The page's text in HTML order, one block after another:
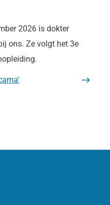
2026 is dokter
ons. Ze volgt het 3e